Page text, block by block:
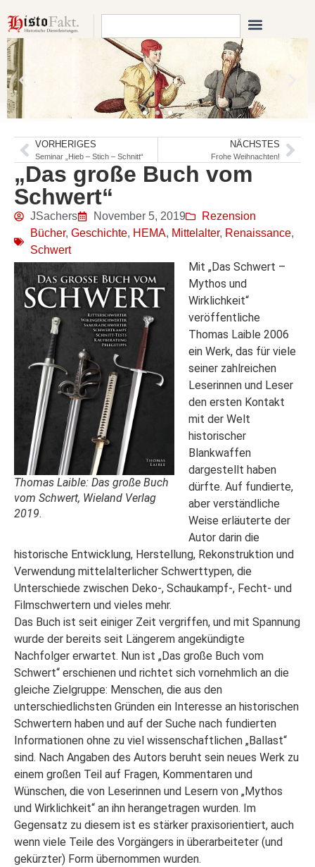
VORHERIGES
Seminar „Hieb – Stich – Schnitt“
NÄCHSTES
Frohe Weihnachten!
„Das große Buch vom
Schwert“
JSachers November 5, 2019
Rezension
Bücher, Geschichte, HEMA, Mittelalter, Renaissance,
Schwert
Thomas Laible: Das große Buch
vom Schwert, Wieland Verlag
2019.
Mit „Das Schwert –
Mythos und
Wirklichkeit“
veröffentliche
Thomas Laible 2006
ein Werk, das für viele
seiner zahlreichen
Leserinnen und Leser
den ersten Kontakt
mit der Welt
historischer
Blankwaffen
dargestellt haben
dürfte. Auf fundierte,
aber verständliche
Weise erläuterte der
Autor darin die
historische Entwicklung, Herstellung, Rekonstruktion und
Verwendung mittelalterlicher Schwerttypen, die
Unterschiede zwischen Deko-, Schaukampf-, Fecht- und
Filmschwertern und vieles mehr.
Das Buch ist seit einiger Zeit vergriffen, und mit Spannung
wurde der bereits seit Längerem angekündigte
Nachfolger erwartet. Nun ist „Das große Buch vom
Schwert“ erschienen und richtet sich vornehmlich an die
gleiche Zielgruppe: Menschen, die aus den
unterschiedlichsten Gründen ein Interesse an historischen
Schwertern haben und auf der Suche nach fundierten
Informationen ohne zu viel wissenschaftlichen „Ballast“
sind. Nach Angaben des Autors beruht sein neues Werk zu
einem großen Teil auf Fragen, Kommentaren und
Wünschen, die von Leserinnen und Lesern von „Mythos
und Wirklichkeit“ an ihn herangetragen wurden. Im
Gegensatz zu diesem ist es stärker praxisorientiert, auch
wenn viele Teile des Vorgängers in überarbeiteter (und
gekürzter) Form übernommen wurden.